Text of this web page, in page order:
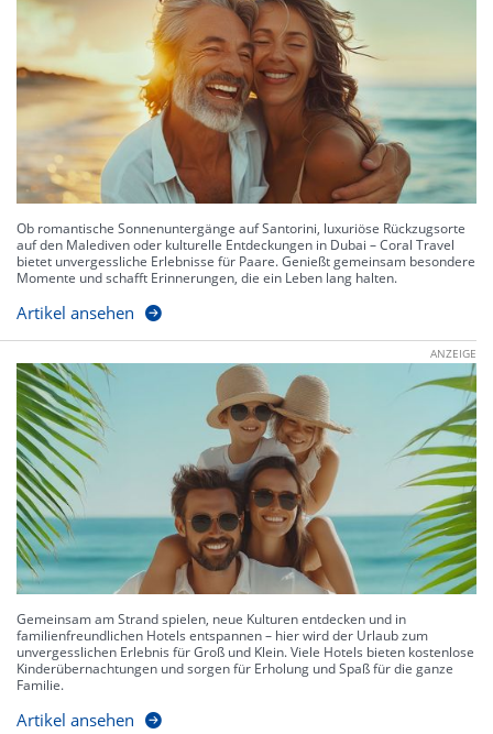
Ob romantische Sonnenuntergänge auf Santorini, luxuriöse Rückzugsorte
auf den Malediven oder kulturelle Entdeckungen in Dubai – Coral Travel
bietet unvergessliche Erlebnisse für Paare. Genießt gemeinsam besondere
Momente und schafft Erinnerungen, die ein Leben lang halten.
Artikel ansehen
ANZEIGE
Gemeinsam am Strand spielen, neue Kulturen entdecken und in
familienfreundlichen Hotels entspannen – hier wird der Urlaub zum
unvergesslichen Erlebnis für Groß und Klein. Viele Hotels bieten kostenlose
Kinderübernachtungen und sorgen für Erholung und Spaß für die ganze
Familie.
Artikel ansehen